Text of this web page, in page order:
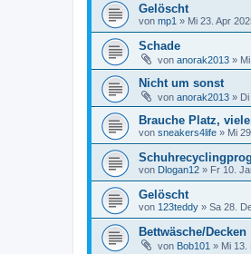
Gelöscht
von mp1 » Mi 23. Apr
Schade
von anorak2013 »
Nicht um sonst
von anorak2013 »
Brauche Platz,
von sneakers4life » Mi
von Dlogan12 » Fr 10.
Gelöscht
von 123teddy » Sa 28.
Bettwäsche/Decken
von Bob101 » Mi 13.